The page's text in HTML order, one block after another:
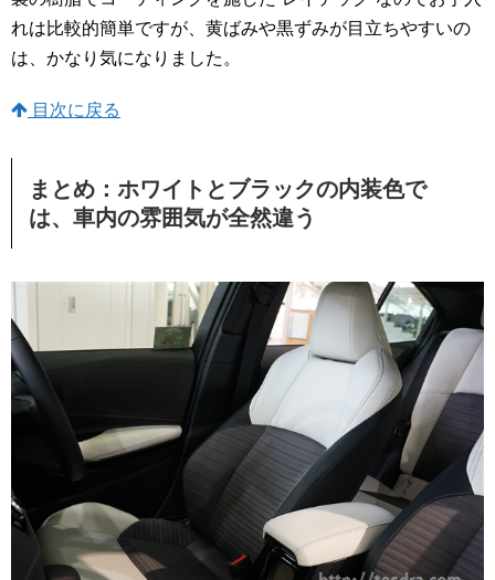
れは比較的簡単ですが、黄ばみや黒ずみが目立ちやすいの
は、かなり気になりました。
目次に戻る
まとめ：ホワイトとブラックの内装色で
は、車内の雰囲気が全然違う